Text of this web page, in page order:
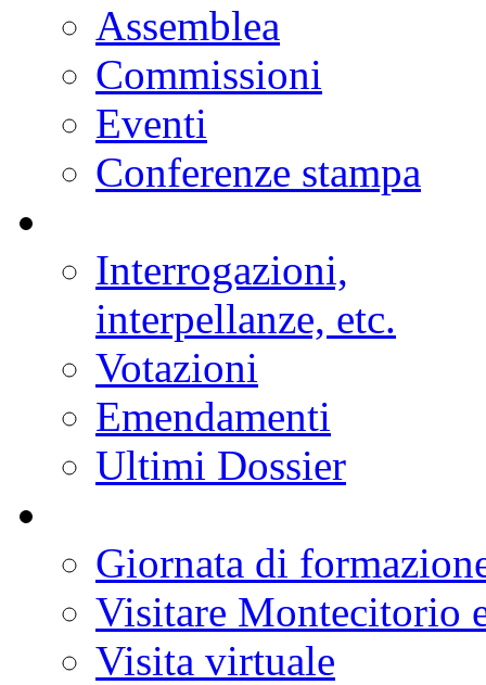
Assemblea
Commissioni
Eventi
Conferenze stampa
Interrogazioni,
interpellanze, etc.
Votazioni
Emendamenti
Ultimi Dossier
Giornata di
Visitare Montecitorio
Visita virtuale